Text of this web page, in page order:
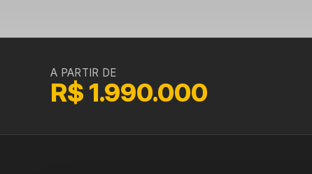
A PARTIR DE
R$ 1.990.000